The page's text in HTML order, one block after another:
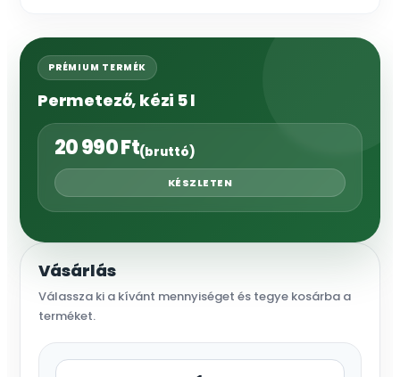
PRÉMIUM TERMÉK
Permetező, kézi 5 l
20 990Ft(bruttó)
KÉSZLETEN
Vásárlás
Válassza ki a kívánt mennyiséget és tegye kosárba a
terméket.